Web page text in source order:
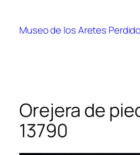
Museo de los Aretes
Orejera de
13790